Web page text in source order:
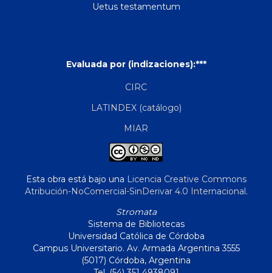
Uetus testamentum
Evaluada por (indizaciones):***
CIRC
LATINDEX (catálogo)
MIAR
Esta obra está bajo una Licencia Creative Commons
Atribución-NoComercial-SinDerivar 4.0 Internacional.
Stromata
Sistema de Bibliotecas
Universidad Católica de Córdoba
Campus Universitario. Av. Armada Argentina 3555
(5017) Córdoba, Argentina